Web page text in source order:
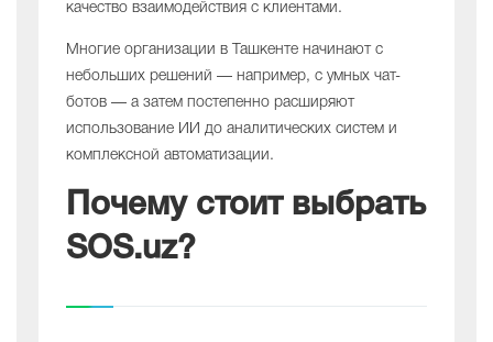
качество взаимодействия с клиентами.
Многие организации в Ташкенте начинают с
небольших решений — например, с умных чат-
ботов — а затем постепенно расширяют
использование ИИ до аналитических систем и
комплексной автоматизации.
Почему стоит выбрать
SOS.uz?